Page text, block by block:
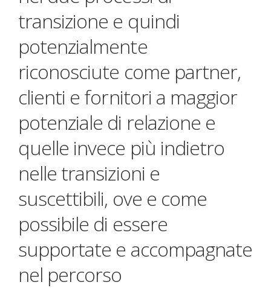
transizione e quindi
potenzialmente
riconosciute come partner,
clienti e fornitori a maggior
potenziale di relazione e
quelle invece più indietro
nelle transizioni e
suscettibili, ove e come
possibile di essere
supportate e accompagnate
nel percorso